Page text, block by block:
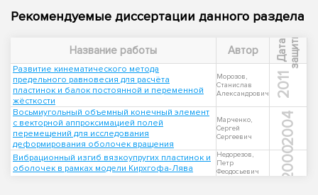
Рекомендуемые диссертации данного раздела
Название работы Автор Д
а
т
а
з
а
щ
и
т ы
Развитие кинематического метода
предельного равновесия для расчёта
пластинок и балок постоянной и переменной
жёсткости
Морозов,
Станислав
Александрович
2011
Восьмиугольный объемный конечный элемент
с векторной аппроксимацией полей
перемещений для исследования
деформирования оболочек вращения
Марченко,
Сергей
Сергеевич
2004
Вибрационный изгиб вязкоупругих пластинок и
оболочек в рамках модели Кирхгофа-Лява
Недорезов,
Петр
Феодосьевич
2000